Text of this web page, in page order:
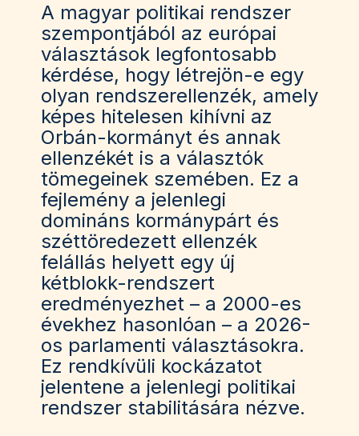
A magyar politikai rendszer
szempontjából az európai
választások legfontosabb
kérdése, hogy létrejön-e egy
olyan rendszerellenzék, amely
képes hitelesen kihívni az
Orbán-kormányt és annak
ellenzékét is a választók
tömegeinek szemében. Ez a
fejlemény a jelenlegi
domináns kormánypárt és
széttöredezett ellenzék
felállás helyett egy új
kétblokk-rendszert
eredményezhet – a 2000-es
évekhez hasonlóan – a 2026-
os parlamenti választásokra.
Ez rendkívüli kockázatot
jelentene a jelenlegi politikai
rendszer stabilitására nézve.